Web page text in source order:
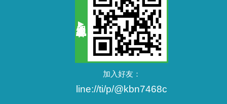
加入好友：
line://ti/p/@kbn7468c